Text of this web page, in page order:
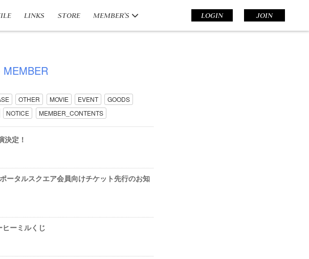
LINKS STORE MEMBER’S LOGIN JOIN
MEMBER
OTHER MOVIE EVENT
GOODS
NOTICE MEMBER_CONTENTS
定！
タルスクエア会員向けチケット先行のお知
ーミルくじ